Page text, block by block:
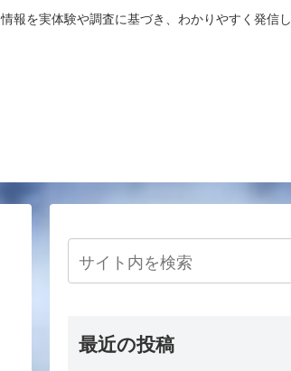
を実体験や調査に基づき、わかりやすく発信し
最近の投稿